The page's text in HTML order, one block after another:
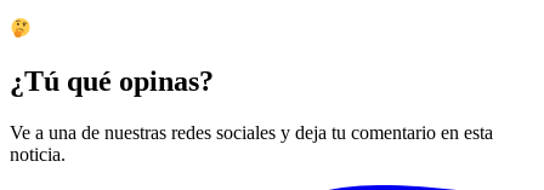
¿Tú qué opinas?
Ve a una de nuestras redes sociales y deja tu comentario en esta
noticia.